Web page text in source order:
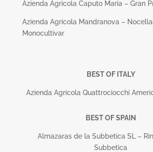
Azienda Agricola Caputo Maria – Gran
Azienda Agricola Mandranova –
Monocultivar
BEST OF ITALY
Azienda Agricola Quattrociocchi
BEST OF SPAIN
Almazaras de la Subbetica SL –
Subbetica